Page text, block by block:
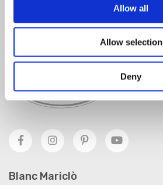
Allow all
Allow selection
Deny
ISCRIVITI
Blanc Mariclò